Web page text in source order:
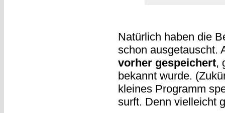
Natürlich haben die
schon ausgetauscht.
vorher gespeichert,
bekannt wurde.
kleines Programm
surft. Denn vielleicht